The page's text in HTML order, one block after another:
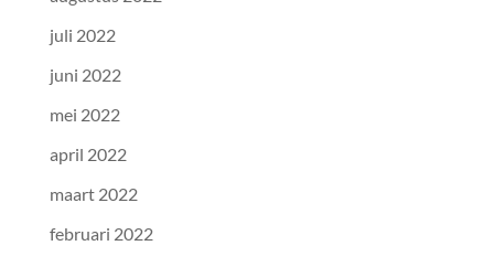
juli 2022
juni 2022
mei 2022
april 2022
maart 2022
februari 2022